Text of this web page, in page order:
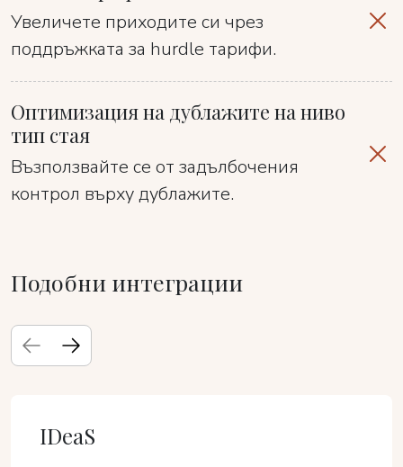
Увеличете приходите си чрез
поддръжката за hurdle тарифи.
Оптимизация на дублажите на ниво
тип стая
Възползвайте се от задълбочения
контрол върху дублажите.
Подобни интеграции
IDeaS